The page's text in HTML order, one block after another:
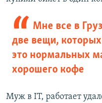
Мне все в
две вещи,
это нормальных
хорошего кофе
Муж в IT, работает